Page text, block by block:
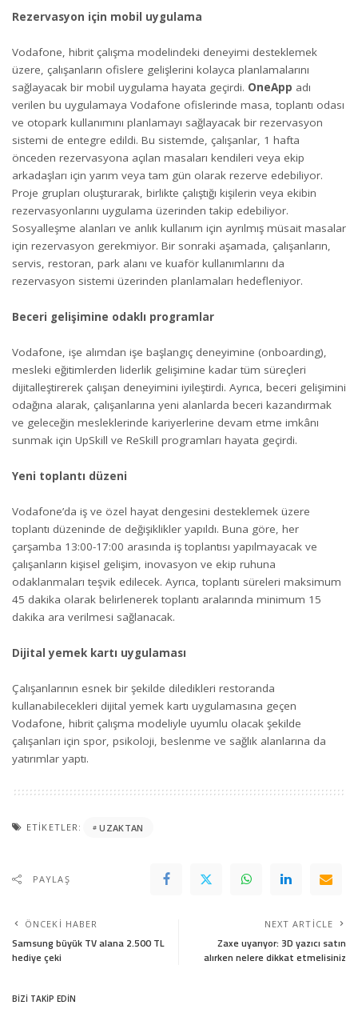
Rezervasyon için mobil uygulama
Vodafone, hibrit çalışma modelindeki deneyimi desteklemek
üzere, çalışanların ofislere gelişlerini kolayca planlamalarını
sağlayacak bir mobil uygulama hayata geçirdi. OneApp adı
verilen bu uygulamaya Vodafone ofislerinde masa, toplantı odası
ve otopark kullanımını planlamayı sağlayacak bir rezervasyon
sistemi de entegre edildi. Bu sistemde, çalışanlar, 1 hafta
önceden rezervasyona açılan masaları kendileri veya ekip
arkadaşları için yarım veya tam gün olarak rezerve edebiliyor.
Proje grupları oluşturarak, birlikte çalıştığı kişilerin veya ekibin
rezervasyonlarını uygulama üzerinden takip edebiliyor.
Sosyalleşme alanları ve anlık kullanım için ayrılmış müsait masalar
için rezervasyon gerekmiyor. Bir sonraki aşamada, çalışanların,
servis, restoran, park alanı ve kuaför kullanımlarını da
rezervasyon sistemi üzerinden planlamaları hedefleniyor.
Beceri gelişimine odaklı programlar
Vodafone, işe alımdan işe başlangıç deneyimine (onboarding),
mesleki eğitimlerden liderlik gelişimine kadar tüm süreçleri
dijitalleştirerek çalışan deneyimini iyileştirdi. Ayrıca, beceri gelişimini
odağına alarak, çalışanlarına yeni alanlarda beceri kazandırmak
ve geleceğin mesleklerinde kariyerlerine devam etme imkânı
sunmak için UpSkill ve ReSkill programları hayata geçirdi.
Yeni toplantı düzeni
Vodafone’da iş ve özel hayat dengesini desteklemek üzere
toplantı düzeninde de değişiklikler yapıldı. Buna göre, her
çarşamba 13:00-17:00 arasında iş toplantısı yapılmayacak ve
çalışanların kişisel gelişim, inovasyon ve ekip ruhuna
odaklanmaları teşvik edilecek. Ayrıca, toplantı süreleri maksimum
45 dakika olarak belirlenerek toplantı aralarında minimum 15
dakika ara verilmesi sağlanacak.
Dijital yemek kartı uygulaması
Çalışanlarının esnek bir şekilde diledikleri restoranda
kullanabilecekleri dijital yemek kartı uygulamasına geçen
Vodafone, hibrit çalışma modeliyle uyumlu olacak şekilde
çalışanları için spor, psikoloji, beslenme ve sağlık alanlarına da
yatırımlar yaptı.
ETIKETLER: UZAKTAN
PAYLAŞ
ÖNCEKI HABER
Samsung büyük TV alana 2.500 TL
hediye çeki
NEXT ARTICLE
Zaxe uyarıyor: 3D yazıcı satın
alırken nelere dikkat etmelisiniz
BİZİ TAKİP EDİN